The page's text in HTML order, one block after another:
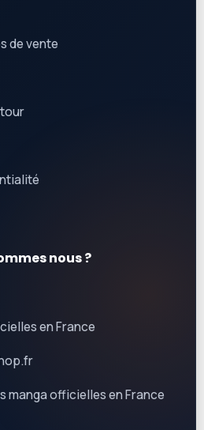
de vente
nous ?
en France
manga officielles en France